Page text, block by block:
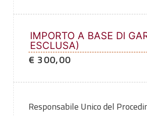
IMPORTO A BASE DI
ESCLUSA)
€ 300,00
Responsabile Unico del